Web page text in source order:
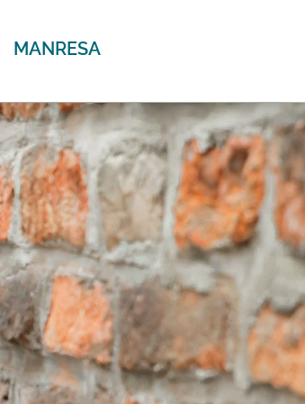
MANRESA